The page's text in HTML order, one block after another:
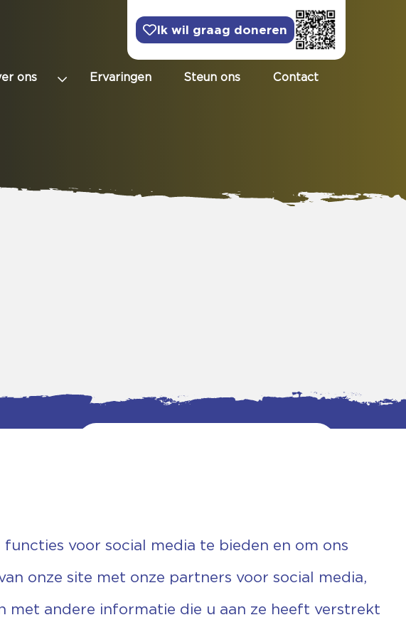
Ik wil graag doneren
ons Ervaringen Steun ons Contact
voor social media te bieden en om ons
onze site met onze partners voor social media,
met andere informatie die u aan ze heeft verstrekt